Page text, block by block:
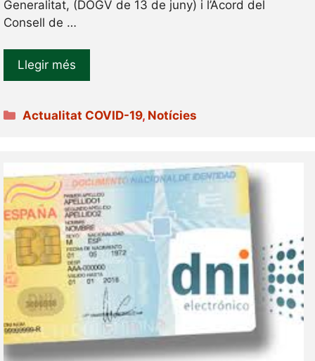
Generalitat, (DOGV de 13 de juny) i l’Acord del
Consell de …
Llegir més
Categories
Actualitat COVID-19, Notícies